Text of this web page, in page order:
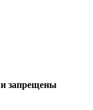
запрещены